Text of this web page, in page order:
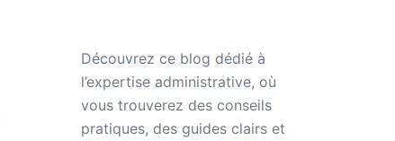
Découvrez ce blog dédié à
l’expertise administrative, où
vous trouverez des conseils
pratiques, des guides clairs et